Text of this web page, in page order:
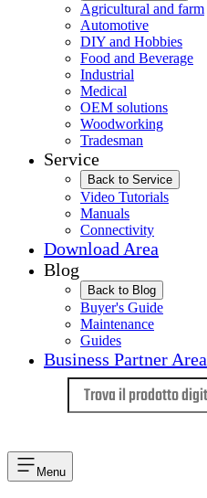
Agricultural and farm
Automotive
DIY and Hobbies
Food and Beverage
Industrial
Medical
OEM solutions
Woodworking
Tradesman
Service
Back to Service
Video Tutorials
Manuals
Connectivity
Download Area
Blog
Back to Blog
Buyer's Guide
Maintenance
Guides
Business Partner Area
Menu